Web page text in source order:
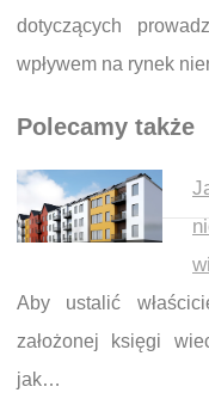
dotyczących
wpływem na rynek
Polecamy także
Aby ustalić
założonej księgi
jak…
Nawigacja